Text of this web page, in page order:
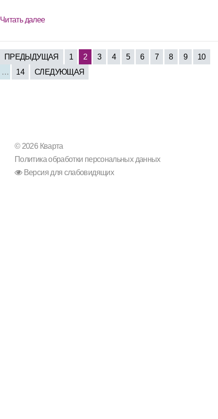
Читать далее
ПРЕДЫДУЩАЯ 1 2 3 4 5 6 7 8 9
10
…
14 СЛЕДУЮЩАЯ
© 2026 Кварта
Политика обработки персональных данных
Версия для слабовидящих